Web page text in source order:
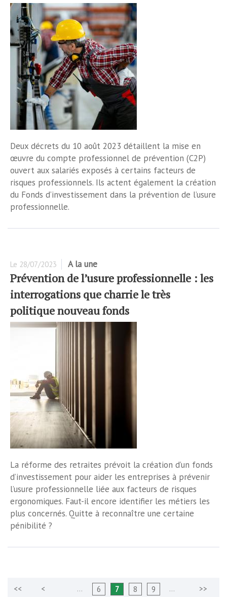
Deux décrets du 10 août 2023 détaillent la mise en
œuvre du compte professionnel de prévention (C2P)
ouvert aux salariés exposés à certains facteurs de
risques professionnels. Ils actent également la création
du Fonds d’investissement dans la prévention de l’usure
professionnelle.
Le 28/07/2023 A la une
Prévention de l’usure professionnelle : les
interrogations que charrie le très
politique nouveau fonds
La réforme des retraites prévoit la création d’un fonds
d’investissement pour aider les entreprises à prévenir
l’usure professionnelle liée aux facteurs de risques
ergonomiques. Faut-il encore identifier les métiers les
plus concernés. Quitte à reconnaître une certaine
pénibilité ?
… 6 7 8 9 …